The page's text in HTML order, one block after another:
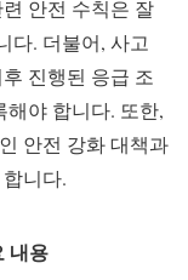
안전 수칙은 잘
다. 더불어, 사고
진행된 응급 조
야 합니다. 또한,
안전 강화 대책과
니다.
내용